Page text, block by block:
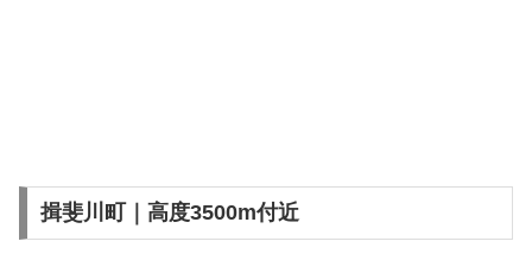
揖斐川町｜高度3500m付近